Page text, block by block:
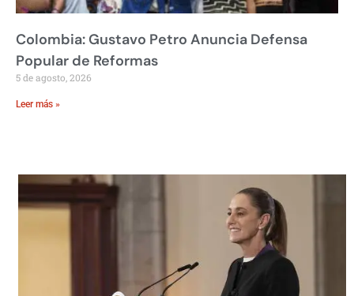
Colombia: Gustavo Petro Anuncia Defensa
Popular de Reformas
5 de agosto, 2026
Leer más »